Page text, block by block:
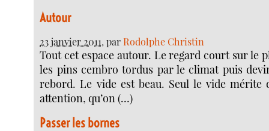
Autour
23 janvier 2011, par Rodolphe Christin
Tout cet espace autour. Le regard court sur le
les pins cembro tordus par le climat puis
rebord. Le vide est beau. Seul le vide mérite
attention, qu’on (…)
Passer les bornes